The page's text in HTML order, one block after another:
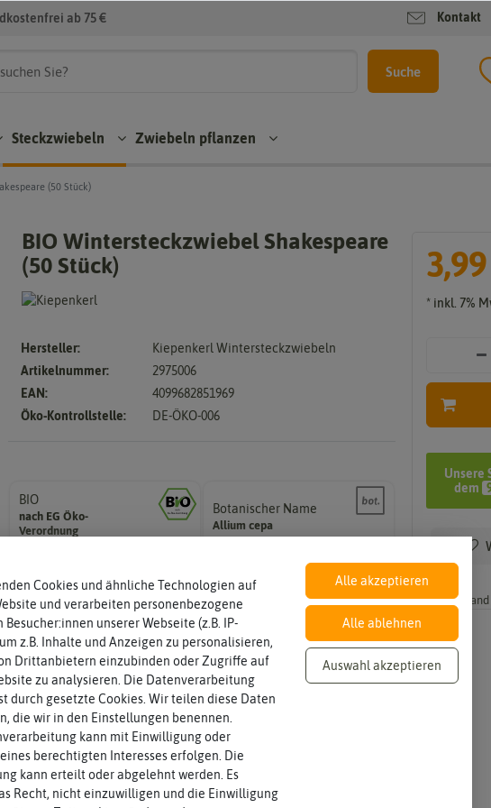
ab 75 € Kontakt
Suche
Pflanzgut
Steckzwiebe
Zwiebeln pflanzen
Steckzwiebeln Zwiebeln pflanzen
(50 Stück)
* inkl. 7%
Unsere
dem
*
BIO Wintersteckzwiebel Shakespeare
(50 Stück)
Hersteller:
Kiepenkerl Wintersteckzwiebeln
Artikelnummer:
2975006
EAN:
4099682851969
Öko-Kontrollstelle:
DE-ÖKO-006
BIO
nach EG Öko-
Verordnung
Saatgut aus Betrieben, die nach
den Richtlinien der biologischen
Landwirtschaft arbeiten.
Inhalt
50 Stück Wie viel ist enthalten
Botanischer Name
Allium cepa
Der botanische (lateinische)
Namen zur eindeutigen
Bestimmung der Pflanze.
Haltbarkeit
min. Saison 2026/2027
Zeitpunkt, bis zu dem das Saat-
und Pflanzgut sehr gut keimen
sollte.
Standort
Sonnig / Halbschattig
Wie viel Licht benötigt die
Pflanze? (schattig, halbschattig,
sonnig, vollsonnig)
Winterhart
ja
Pflanzen, die im Freien ohne
Probleme überwintern können.
Lebensdauer
einjährig
Pflanzen werden kategorisiert in:
einjährig, zweijährig oder
mehrjährig.
Pflanzabstand
10 cm
Welchen Abstand sollten die
Pflanzen voneinander haben?
Cookies und ähnliche Technologien auf
und verarbeiten personenbezogene
Besucher:innen unserer Webseite (z.B. IP-
z.B. Inhalte und Anzeigen zu personalisieren,
Drittanbietern einzubinden oder Zugriffe auf
zu analysieren. Die Datenverarbeitung
durch gesetzte Cookies. Wir teilen diese Daten
die wir in den Einstellungen benennen.
kann mit Einwilligung oder
berechtigten Interesses erfolgen. Die
kann erteilt oder abgelehnt werden. Es
Recht, nicht einzuwilligen und die Einwilligung
Alle akzeptieren
Alle ablehnen
Auswahl akzeptieren